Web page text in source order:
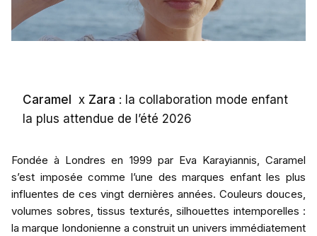
Caramel x Zara : la collaboration mode enfant
la plus attendue de l’été 2026
Fondée à Londres en 1999 par Eva Karayiannis, Caramel
s’est imposée comme l’une des marques enfant les plus
influentes de ces vingt dernières années. Couleurs douces,
volumes sobres, tissus texturés, silhouettes intemporelles :
la marque londonienne a construit un univers immédiatement